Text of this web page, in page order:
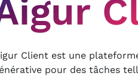
Client est une
pour des tâches